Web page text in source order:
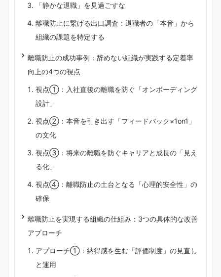
「静かな退職」を見過ごすな
離職防止に繋げる出口調査：退職者の「本音」から
組織の課題を特定する
離職防止の成功事例：辞めない組織が実践する定着率
向上の4つの視点
視点①：入社直後の離職を防ぐ「オンボーディング
設計」
視点②：本音を引き出す「フィードバック×1on1」
の文化
視点③：将来の離職を防ぐキャリアと成長の「見え
る化」
視点④：離職防止の土台となる「心理的安全性」の
確保
離職防止を実現する組織の仕組み：3つの具体的な改善
アプローチ
アプローチ①：納得感を生む「評価制度」の見直し
と運用